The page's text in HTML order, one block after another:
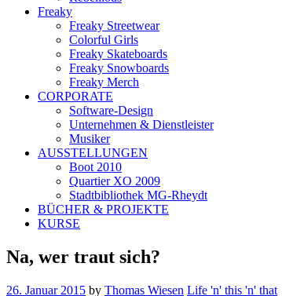
Freaky
Freaky Streetwear
Colorful Girls
Freaky Skateboards
Freaky Snowboards
Freaky Merch
CORPORATE
Software-Design
Unternehmen & Dienstleister
Musiker
AUSSTELLUNGEN
Boot 2010
Quartier XO 2009
Stadtbibliothek MG-Rheydt
BÜCHER & PROJEKTE
KURSE
Na, wer traut sich?
26. Januar 2015 by Thomas Wiesen Life 'n' this 'n' that